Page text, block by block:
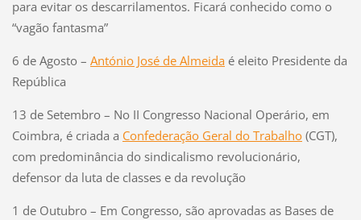
para evitar os descarrilamentos. Ficará conhecido como o
“vagão fantasma”
6 de Agosto – António José de Almeidaé eleito Presidente da
República
13 de Setembro – No II Congresso Nacional Operário, em
Coimbra, é criada a Confederação Geral do Trabalho(CGT),
com predominância do sindicalismo revolucionário,
defensor da luta de classes e da revolução
1 de Outubro – Em Congresso, são aprovadas as Bases de